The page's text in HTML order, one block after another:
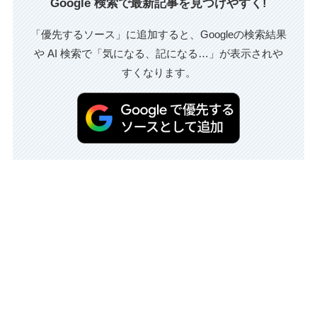
Google 検索で最新記事を見つけやすく!
「優先するソース」に追加すると、Googleの検索結果
や AI 検索で「気になる、記になる…」が表示されや
すくなります。